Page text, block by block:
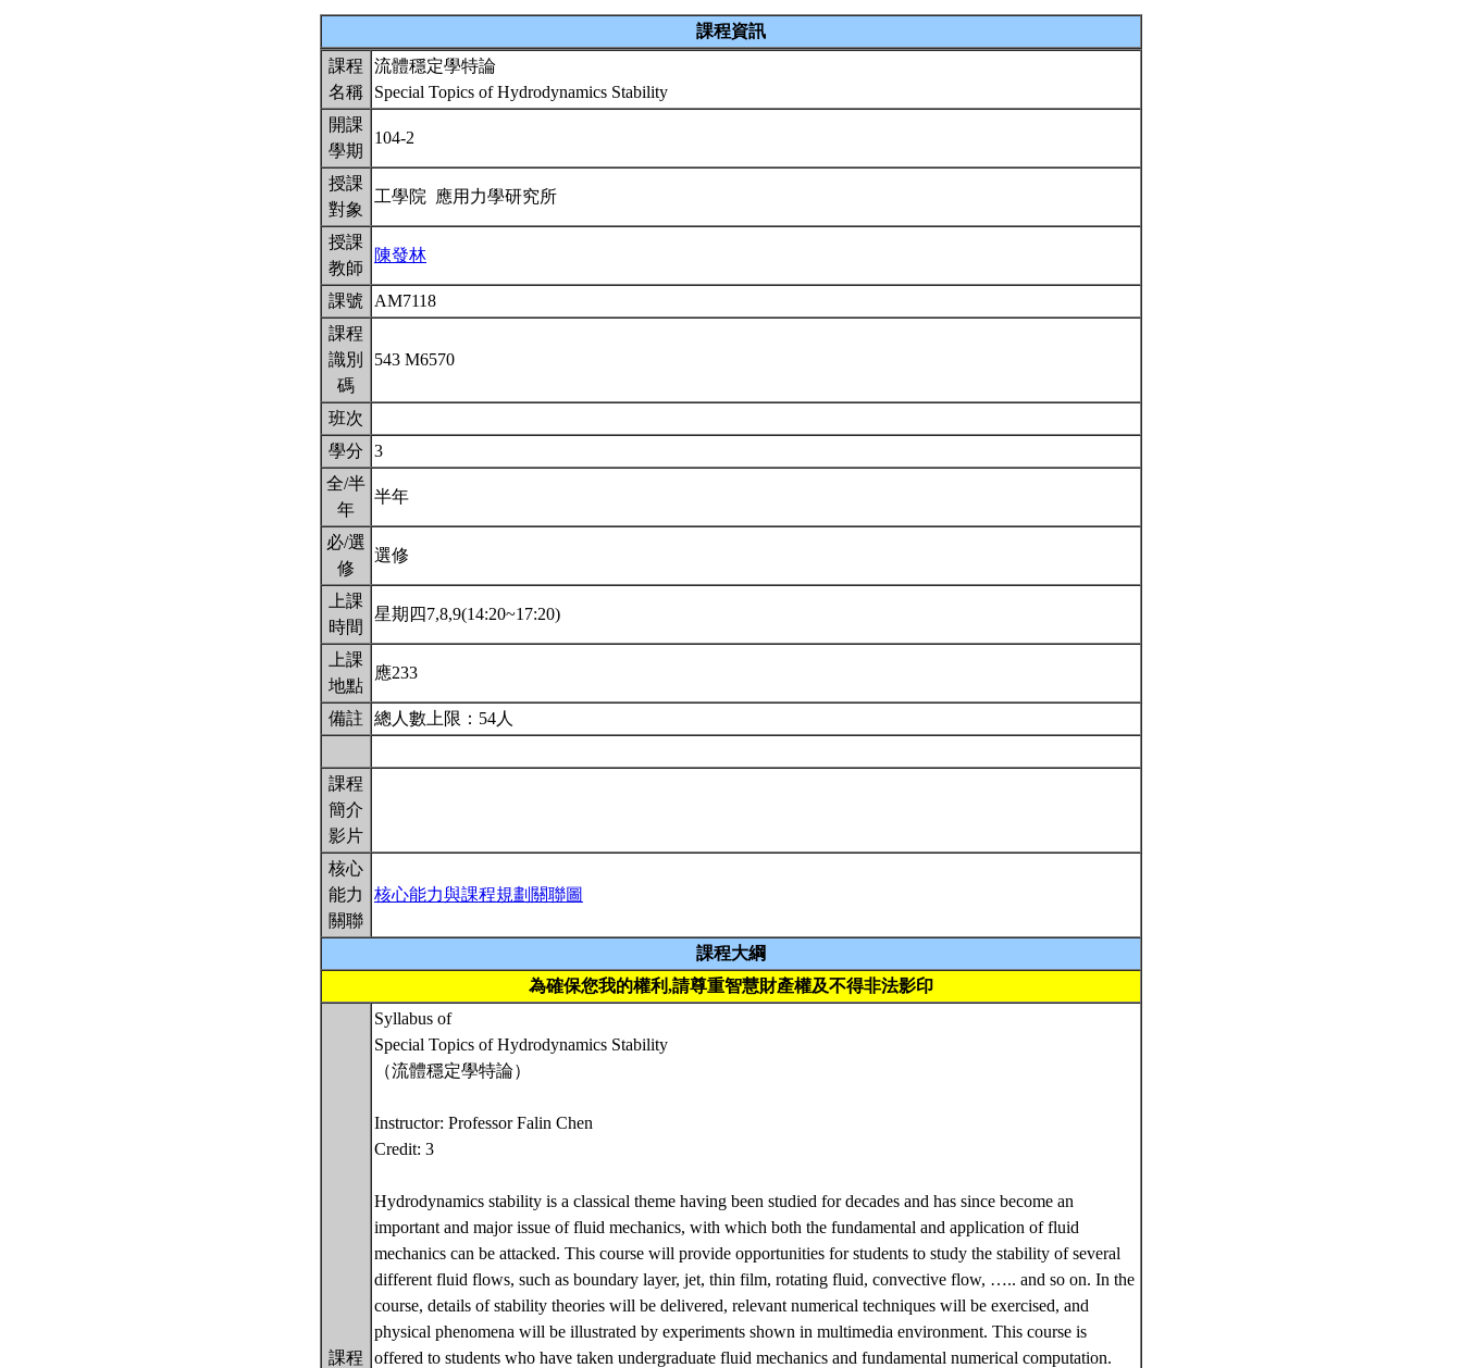
課程資訊
課程
名稱
流體穩定學特論
Special Topics of Hydrodynamics Stability
開課
學期
104-2
授課
對象
工學院 應用力學研究所
授課
教師
陳發林
課號
AM7118
課程
識別
碼
543 M6570
班次
學分
3
全/半
年
半年
必/選
修
選修
上課
時間
星期四7,8,9(14:20~17:20)
上課
地點
應233
備註 總人數上限：54人
課程
簡介
影片
核心
能力
關聯
核心能力與課程規劃關聯圖
課程大綱
為確保您我的權利,請尊重智慧財產權及不得非法影印
課程
Syllabus of
Special Topics of Hydrodynamics Stability
（流體穩定學特論）
Instructor: Professor Falin Chen
Credit: 3
Hydrodynamics stability is a classical theme having been studied for decades and has since become an
important and major issue of fluid mechanics, with which both the fundamental and application of fluid
mechanics can be attacked. This course will provide opportunities for students to study the stability of several
different fluid flows, such as boundary layer, jet, thin film, rotating fluid, convective flow, ….. and so on. In the
course, details of stability theories will be delivered, relevant numerical techniques will be exercised, and
physical phenomena will be illustrated by experiments shown in multimedia environment. This course is
offered to students who have taken undergraduate fluid mechanics and fundamental numerical computation.